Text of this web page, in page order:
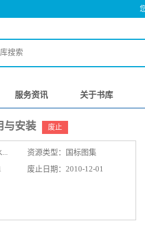
服务资讯 关于书库
与安装 废止
资源类型：国标图集
废止日期：2010-12-01